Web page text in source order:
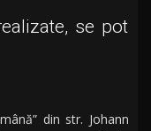
se pot
din str. Johann